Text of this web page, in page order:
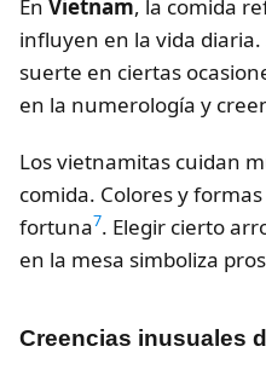
En Vietnam, la comida
influyen en la vida
suerte en ciertas
en la numerología y
Los vietnamitas cuidan
comida. Colores y
fortuna7. Elegir cierto
en la mesa simboliza
Creencias inusuales